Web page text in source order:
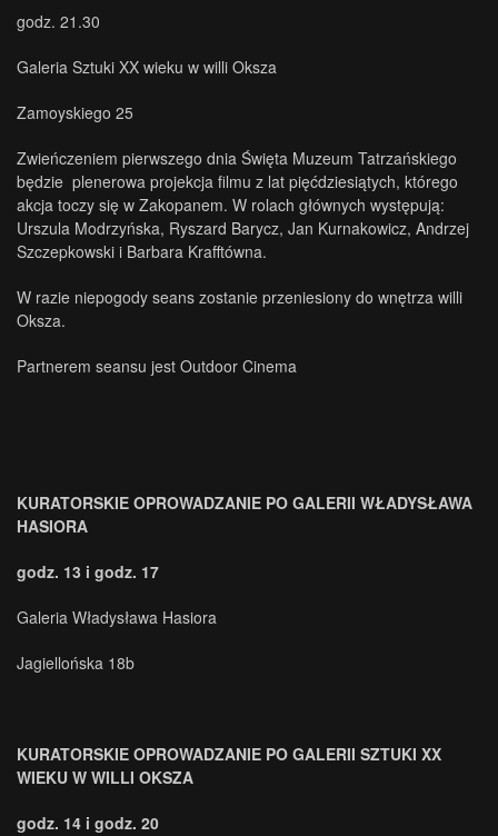
godz. 21.30
Galeria Sztuki XX wieku w willi Oksza
Zamoyskiego 25
Zwieńczeniem pierwszego dnia Święta Muzeum Tatrzańskiego
będzie plenerowa projekcja filmu z lat pięćdziesiątych, którego
akcja toczy się w Zakopanem. W rolach głównych występują:
Urszula Modrzyńska, Ryszard Barycz, Jan Kurnakowicz, Andrzej
Szczepkowski i Barbara Krafftówna.
W razie niepogody seans zostanie przeniesiony do wnętrza willi
Oksza.
Partnerem seansu jest Outdoor Cinema
KURATORSKIE OPROWADZANIE PO GALERII WŁADYSŁAWA
HASIORA
godz. 13 i godz. 17
Galeria Władysława Hasiora
Jagiellońska 18b
KURATORSKIE OPROWADZANIE PO GALERII SZTUKI XX
WIEKU W WILLI OKSZA
godz. 14 i godz. 20
.